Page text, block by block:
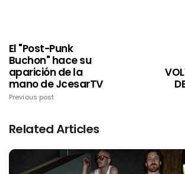
El "Post-Punk
Buchon" hace su
aparición de la
mano de JcesarTV
Previous post
Related Articles